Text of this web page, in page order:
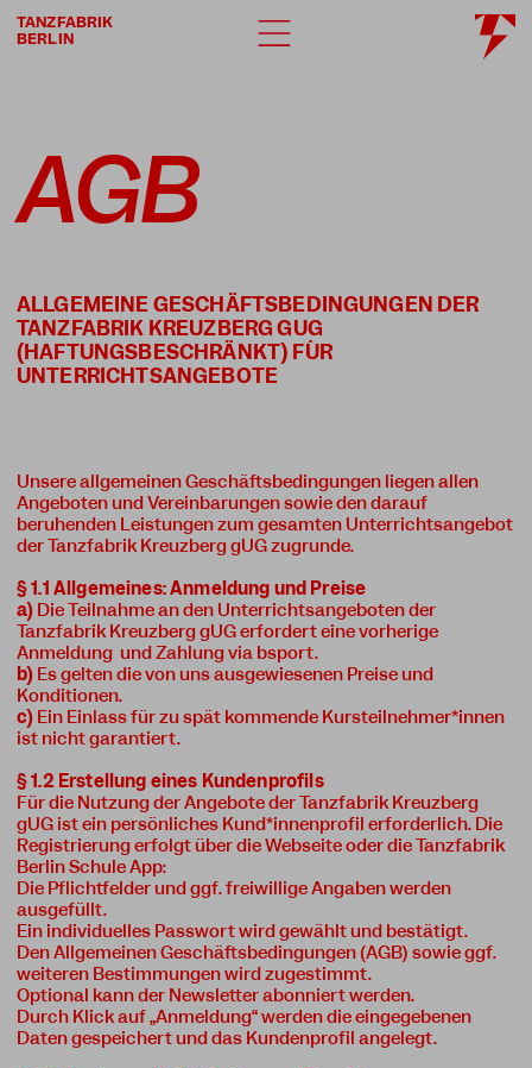
TANZFABRIK
BERLIN
AGB
ALLGEMEINE GESCHÄFTSBEDINGUNGEN DER
TANZFABRIK KREUZBERG GUG
(HAFTUNGSBESCHRÄNKT) FÜR
Unsere allgemeinen Geschäftsbedingungen liegen allen
Angeboten und Vereinbarungen sowie den darauf
beruhenden Leistungen zum gesamten Unterrichtsangebot
der Tanzfabrik Kreuzberg gUG zugrunde.
§ 1.1 Allgemeines: Anmeldung und Preise
a) Die Teilnahme an den Unterrichtsangeboten der
Tanzfabrik Kreuzberg gUG erfordert eine vorherige
Anmeldung und Zahlung via bsport.
b) Es gelten die von uns ausgewiesenen Preise und
Konditionen.
c) Ein Einlass für zu spät kommende Kursteilnehmer*innen
ist nicht garantiert.
§ 1.2 Erstellung eines Kundenprofils
Für die Nutzung der Angebote der Tanzfabrik Kreuzberg
gUG ist ein persönliches Kund*innenprofil erforderlich. Die
Registrierung erfolgt über die Webseite oder die Tanzfabrik
Berlin Schule App:
Die Pflichtfelder und ggf. freiwillige Angaben werden
ausgefüllt.
Ein individuelles Passwort wird gewählt und bestätigt.
Den Allgemeinen Geschäftsbedingungen (AGB) sowie ggf.
weiteren Bestimmungen wird zugestimmt.
Optional kann der Newsletter abonniert werden.
Durch Klick auf „Anmeldung“ werden die eingegebenen
Daten gespeichert und das Kundenprofil angelegt.